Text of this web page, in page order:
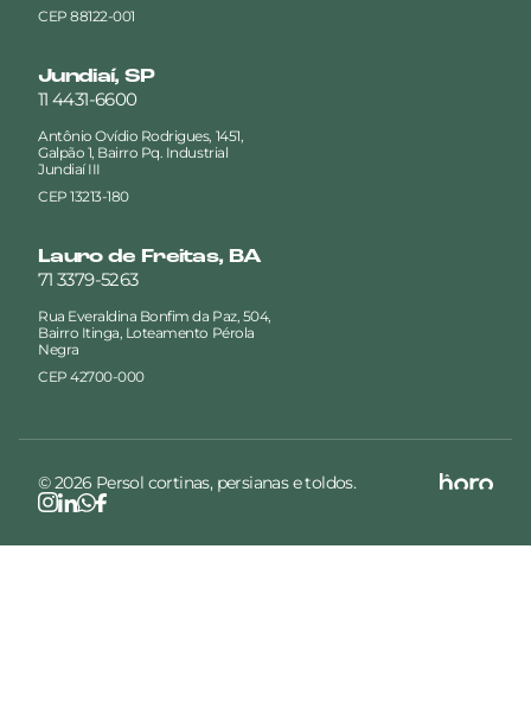
CEP 88122-001
Jundiaí, SP
11 4431-6600
Antônio Ovídio Rodrigues, 1451,
Galpão 1, Bairro Pq. Industrial
Jundiaí III
CEP 13213-180
Lauro de Freitas, BA
71 3379-5263
Rua Everaldina Bonfim da Paz, 504,
Bairro Itinga, Loteamento Pérola
Negra
CEP 42700-000
© 2026 Persol cortinas, persianas e toldos.